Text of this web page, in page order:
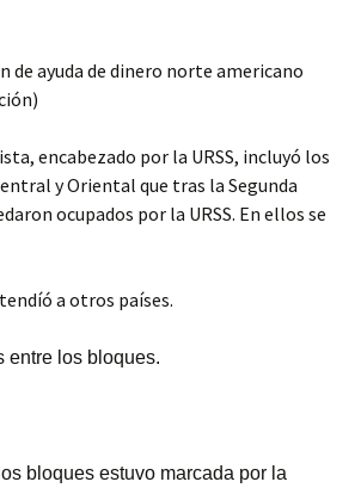
de ayuda de dinero norte americano
encabezado por la URSS, incluyó los
y Oriental que tras la Segunda
ocupados por la URSS. En ellos se
a otros países.
entre los bloques.
bloques estuvo marcada por la